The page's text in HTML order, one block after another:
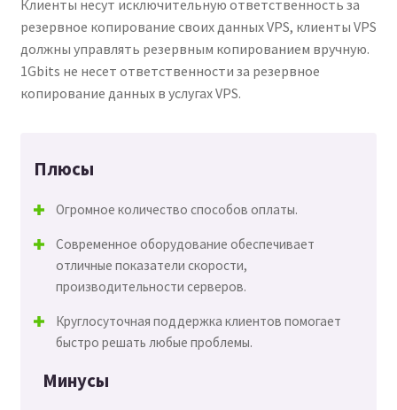
Клиенты несут исключительную ответственность за
резервное копирование своих данных VPS, клиенты VPS
должны управлять резервным копированием вручную.
1Gbits не несет ответственности за резервное
копирование данных в услугах VPS.
Плюсы
Огромное количество способов оплаты.
Современное оборудование обеспечивает
отличные показатели скорости,
производительности серверов.
Круглосуточная поддержка клиентов помогает
быстро решать любые проблемы.
Минусы